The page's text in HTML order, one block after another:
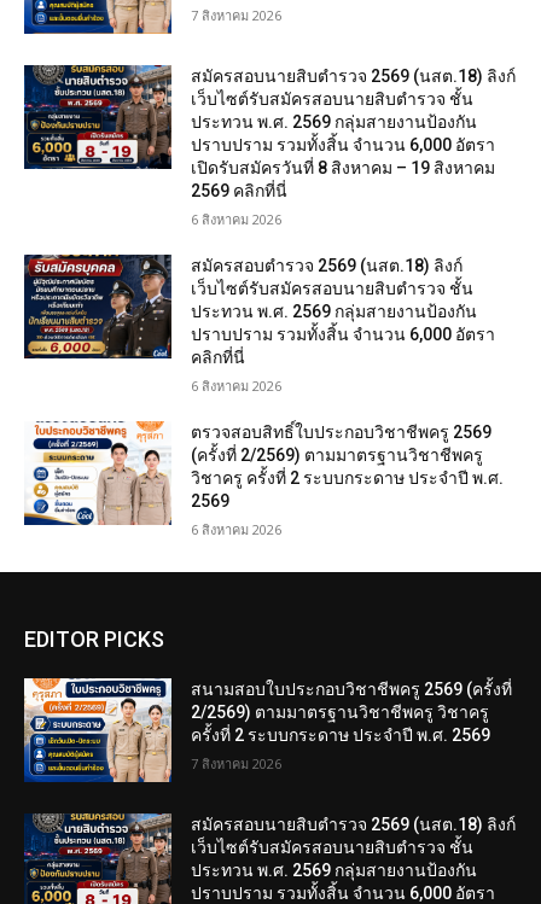
7 สิงหาคม 2026
สมัครสอบนายสิบตำรวจ 2569 (นสต.18) ลิงก์
เว็บไซต์รับสมัครสอบนายสิบตำรวจ ชั้น
ประทวน พ.ศ. 2569 กลุ่มสายงานป้องกัน
ปราบปราม รวมทั้งสิ้น จำนวน 6,000 อัตรา
เปิดรับสมัครวันที่ 8 สิงหาคม – 19 สิงหาคม
2569 คลิกที่นี่
6 สิงหาคม 2026
สมัครสอบตํารวจ 2569 (นสต.18) ลิงก์
เว็บไซต์รับสมัครสอบนายสิบตำรวจ ชั้น
ประทวน พ.ศ. 2569 กลุ่มสายงานป้องกัน
ปราบปราม รวมทั้งสิ้น จำนวน 6,000 อัตรา
คลิกที่นี่
6 สิงหาคม 2026
ตรวจสอบสิทธิ์ใบประกอบวิชาชีพครู 2569
(ครั้งที่ 2/2569) ตามมาตรฐานวิชาชีพครู
วิชาครู ครั้งที่ 2 ระบบกระดาษ ประจำปี พ.ศ.
2569
6 สิงหาคม 2026
EDITOR PICKS
สนามสอบใบประกอบวิชาชีพครู 2569 (ครั้งที่
2/2569) ตามมาตรฐานวิชาชีพครู วิชาครู
ครั้งที่ 2 ระบบกระดาษ ประจำปี พ.ศ. 2569
7 สิงหาคม 2026
สมัครสอบนายสิบตำรวจ 2569 (นสต.18) ลิงก์
เว็บไซต์รับสมัครสอบนายสิบตำรวจ ชั้น
ประทวน พ.ศ. 2569 กลุ่มสายงานป้องกัน
ปราบปราม รวมทั้งสิ้น จำนวน 6,000 อัตรา